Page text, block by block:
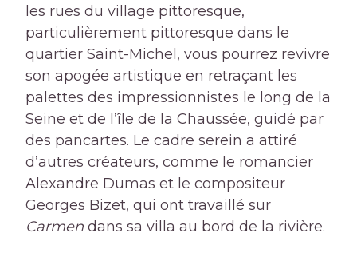
les rues du village pittoresque,
particulièrement pittoresque dans le
quartier Saint-Michel, vous pourrez revivre
son apogée artistique en retraçant les
palettes des impressionnistes le long de la
Seine et de l’île de la Chaussée, guidé par
des pancartes. Le cadre serein a attiré
d’autres créateurs, comme le romancier
Alexandre Dumas et le compositeur
Georges Bizet, qui ont travaillé sur
Carmen dans sa villa au bord de la rivière.